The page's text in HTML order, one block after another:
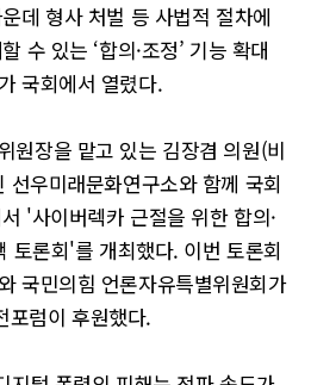
데 형사 처벌 등 사법적 절차에
수 있는 ‘합의·조정’ 기능 확대
국회에서 열렸다.
원장을 맡고 있는 김장겸 의원(비
선우미래문화연구소와 함께 국회
'사이버렉카 근절을 위한 합의·
토론회'를 개최했다. 이번 토론회
국민의힘 언론자유특별위원회가
포럼이 후원했다.